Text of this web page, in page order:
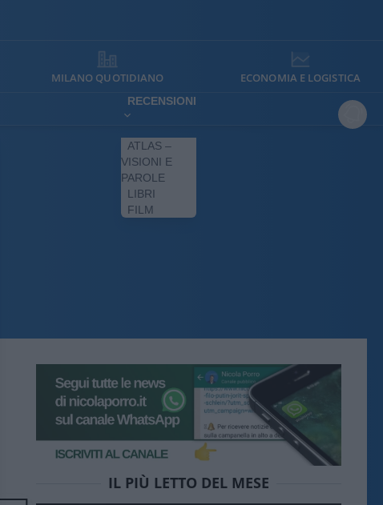
MILANO QUOTIDIANO ECONOMIA E LOGISTICA
RECENSIONI
ATLAS –
VISIONI E
PAROLE
LIBRI
FILM
IL PIÙ LETTO DEL MESE